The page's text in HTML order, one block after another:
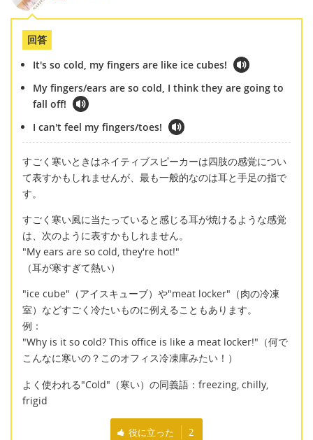
回答
It's so cold, my fingers are like ice cubes!
My fingers/ears are so cold, I think they are going to
fall off!
I can't feel my fingers/toes!
すごく寒いときはネイティブスピーカーは四肢の感覚につい
て表すかもしれませんが、最も一般的なのは耳と手足の指で
す。
すごく寒い風に当たっていると感じる耳が焼けるような感覚
は、次のように表すかもしれません。
"My ears are so cold, they're hot!"
（耳が寒すぎて熱い）
"ice cube"（アイスキューブ）や"meat locker"（肉の冷凍
室）などすごく冷たいものに例えることもあります。
例：
"Why is it so cold? This office is like a meat locker!"（何で
こんなに寒いの？このオフィス冷凍庫みたい！）
よく使われる"Cold"（寒い）の同義語：freezing, chilly,
frigid
役に立った 2